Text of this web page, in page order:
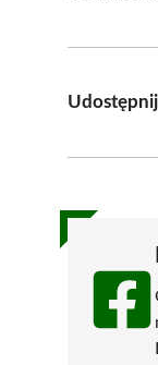
Udostępnij